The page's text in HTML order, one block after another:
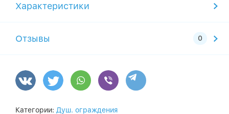
Характеристики
Отзывы
Категории: Душ. ограждения